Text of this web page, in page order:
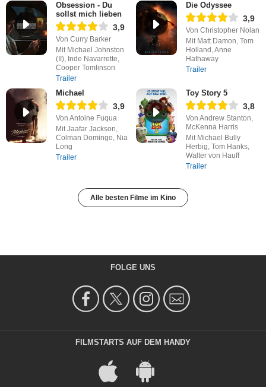
Obsession - Du
sollst mich lieben
3,9
Von Curry Barker
Mit Michael Johnston
(II), Inde Navarrette,
Cooper Tomlinson
Trailer
Die Odyssee
3,9
Von Christopher Nolan
Mit Matt Damon, Tom
Holland, Anne
Hathaway
Trailer
Michael
3,9
Von Antoine Fuqua
Mit Jaafar Jackson,
Colman Domingo, Nia
Long
Trailer
Toy Story 5
3,8
Von Andrew Stanton,
McKenna Harris
Mit Michael Bully
Herbig, Tom Hanks,
Walter von Hauff
Trailer
Alle besten Filme im Kino
FOLGE UNS
FILMSTARTS AUF DEM HANDY